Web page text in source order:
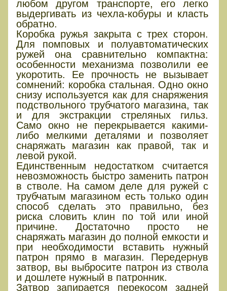
любом другом транспорте, его легко
выдергивать из чехла-кобуры и класть
обратно.
Коробка ружья закрыта с трех сторон.
Для помповых и полуавтоматических
ружей она сравнительно компактна:
особенности механизма позволили ее
укоротить. Ее прочность не вызывает
сомнений: коробка стальная. Одно окно
снизу используется как для снаряжения
подствольного трубчатого магазина, так
и для экстракции стреляных гильз.
Само окно не перекрывается какими-
либо мелкими деталями и позволяет
снаряжать магазин как правой, так и
левой рукой.
Единственным недостатком считается
невозможность быстро заменить патрон
в стволе. На самом деле для ружей с
трубчатым магазином есть только один
способ сделать это правильно, без
риска словить клин по той или иной
причине. Достаточно просто не
снаряжать магазин до полной емкости и
при необходимости вставить нужный
патрон прямо в магазин. Передернув
затвор, вы выбросите патрон из ствола
и дошлете нужный в патронник.
Затвор запирается перекосом задней